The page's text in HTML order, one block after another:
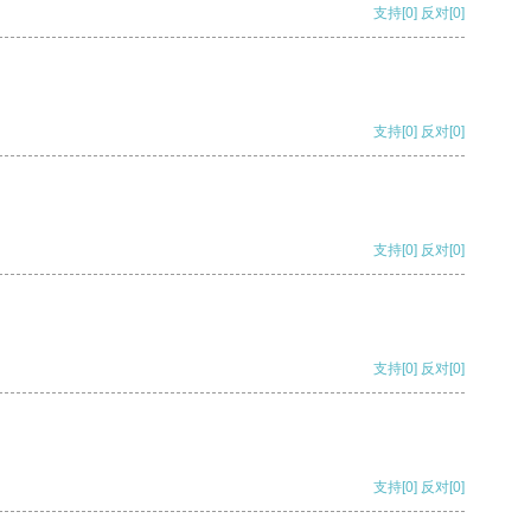
支持[0] 反对[0]
支持[0] 反对[0]
支持[0] 反对[0]
支持[0] 反对[0]
支持[0] 反对[0]